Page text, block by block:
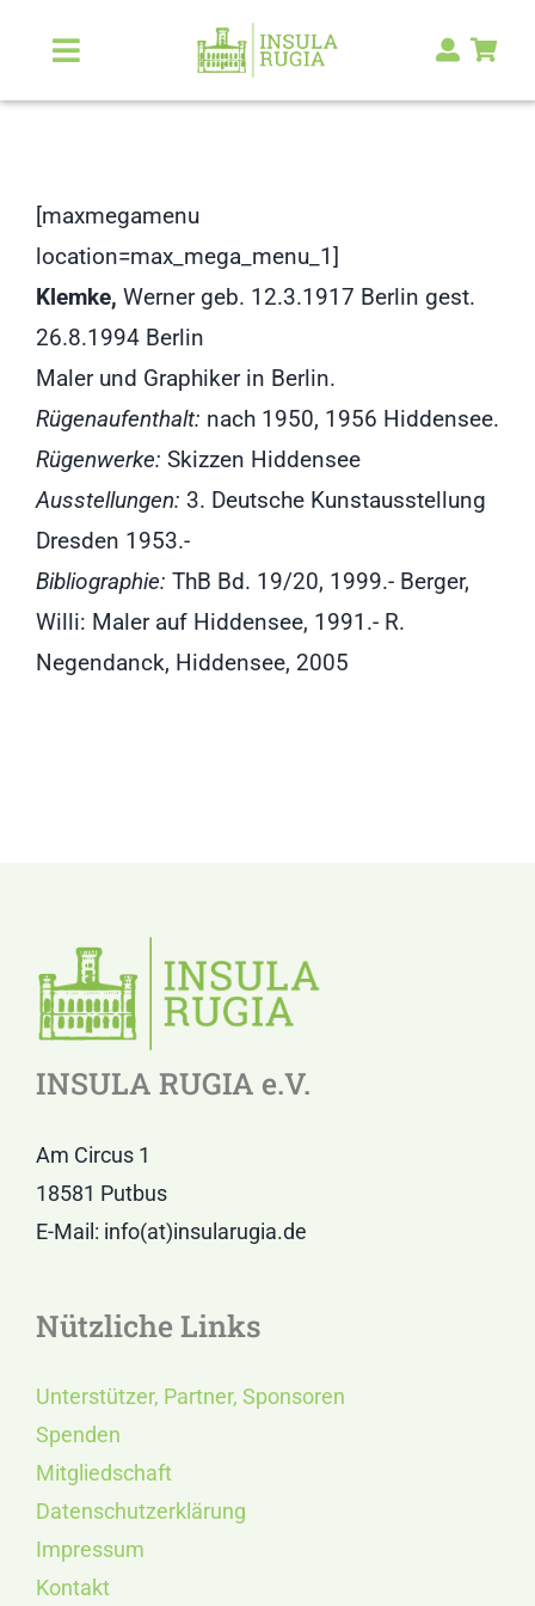
Inhalt
springen
Toggle
Navigation
RUGIA Shop
[maxmegamenu
location=max_mega_menu_1]
Klemke, Werner geb. 12.3.1917 Berlin gest.
26.8.1994 Berlin
Maler und Graphiker in Berlin.
Rügenaufenthalt: nach 1950, 1956 Hiddensee.
Rügenwerke: Skizzen Hiddensee
Ausstellungen: 3. Deutsche Kunstausstellung
Dresden 1953.-
Bibliographie: ThB Bd. 19/20, 1999.- Berger,
Willi: Maler auf Hiddensee, 1991.- R.
Negendanck, Hiddensee, 2005
INSULA RUGIA e.V.
Am Circus 1
18581 Putbus
E-Mail: info(at)insularugia.de
Nützliche Links
Unterstützer, Partner, Sponsoren
Spenden
Mitgliedschaft
Datenschutzerklärung
Impressum
Kontakt